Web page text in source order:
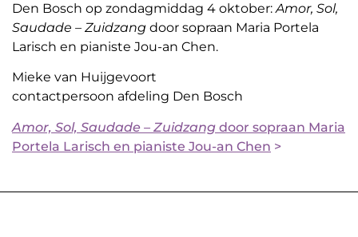
Den Bosch op zondagmiddag 4 oktober:Amor, Sol,
Saudade – Zuidzang door sopraan Maria Portela
Larisch en pianiste Jou-an Chen.
Mieke van Huijgevoort
contactpersoon afdeling Den Bosch
Amor, Sol, Saudade – Zuidzang door sopraan Maria
Portela Larisch en pianiste Jou-an Chen >